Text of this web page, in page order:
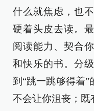
什么就焦虑，也
硬着头皮去读。
阅读能力、契合
和快乐的书。分
到“跳一跳够得着
不会让你沮丧；既